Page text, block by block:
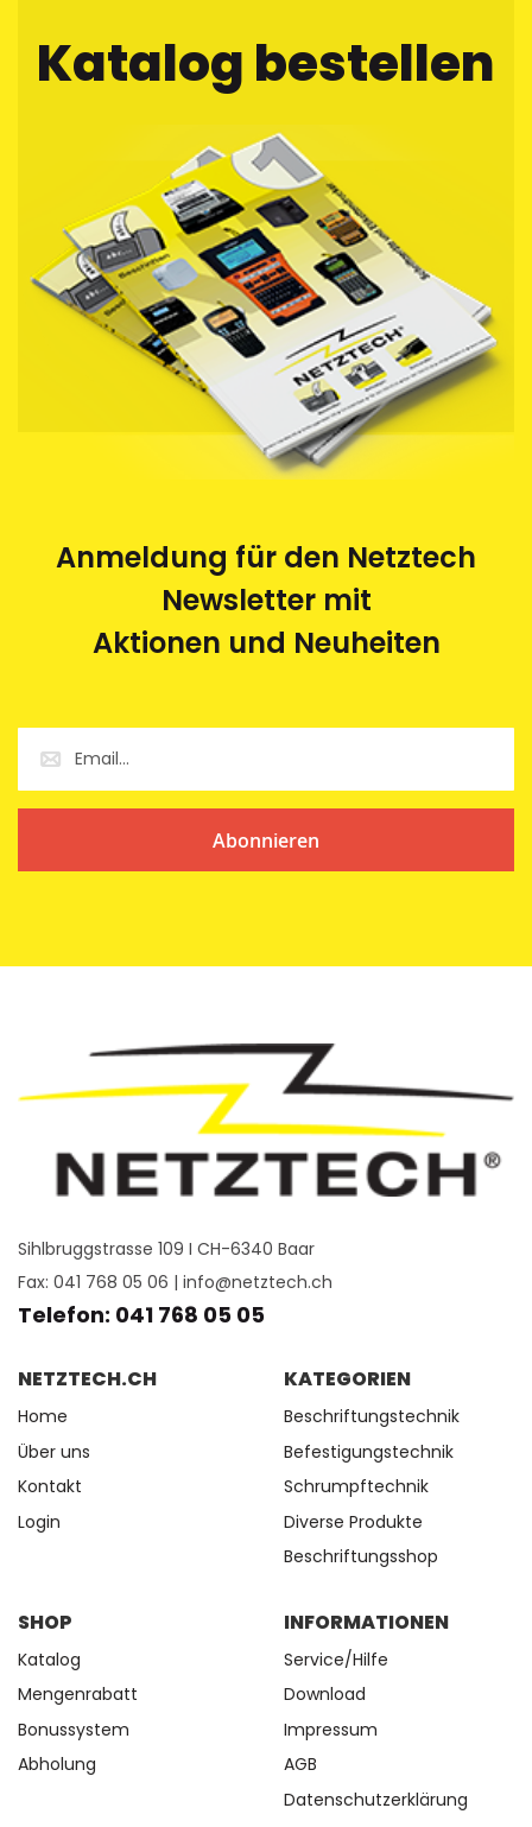
Katalog bestellen
Anmeldung für den Netztech
Newsletter mit
Aktionen und Neuheiten
Abonnieren
Sihlbruggstrasse 109 I CH-6340 Baar
Fax: 041 768 05 06 | info@netztech.ch
Telefon: 041 768 05 05
NETZTECH.CH
Home
Über uns
Kontakt
Login
KATEGORIEN
Beschriftungstechnik
Befestigungstechnik
Schrumpftechnik
Diverse Produkte
Beschriftungsshop
SHOP
Katalog
Mengenrabatt
Bonussystem
Abholung
INFORMATIONEN
Service/Hilfe
Download
Impressum
AGB
Datenschutzerklärung